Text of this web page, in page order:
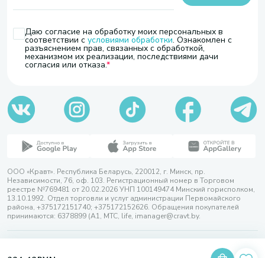
Даю согласие на обработку моих персональных в
соответствии с условиями обработки. Ознакомлен с
разъяснением прав, связанных с обработкой,
механизмом их реализации, последствиями дачи
согласия или отказа.
ООО «Кравт». Республика Беларусь, 220012, г. Минск, пр.
Независимости, 76, оф. 103. Регистрационный номер в Торговом
реестре №769481 от 20.02.2026 УНП 100149474 Минский горисполком,
13.10.1992. Отдел торговли и услуг администрации Первомайского
района, +375172151740; +375172152626. Обращения покупателей
принимаются: 6378899 (А1, МТС, life, imanager@cravt.by.